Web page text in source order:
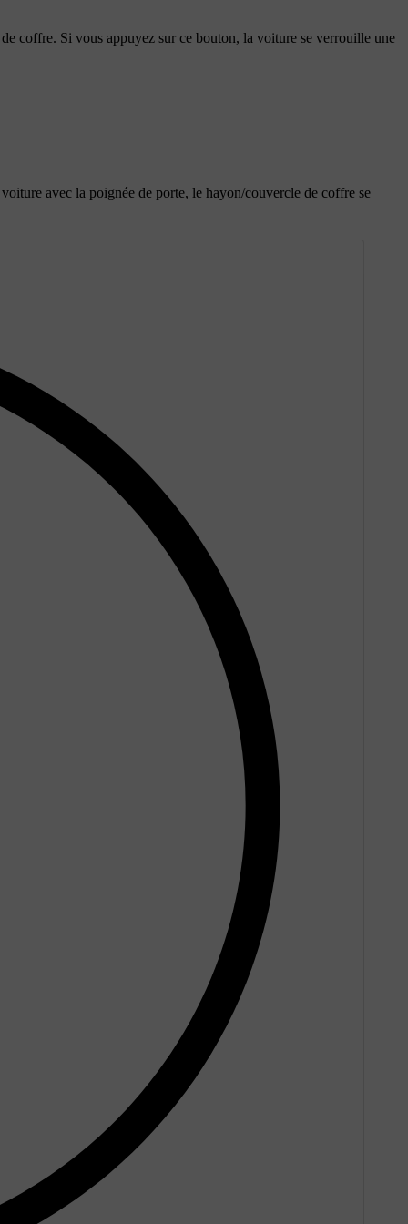
coffre. Si vous appuyez sur ce bouton, la voiture se verrouille une
avec la poignée de porte, le hayon/couvercle de coffre se